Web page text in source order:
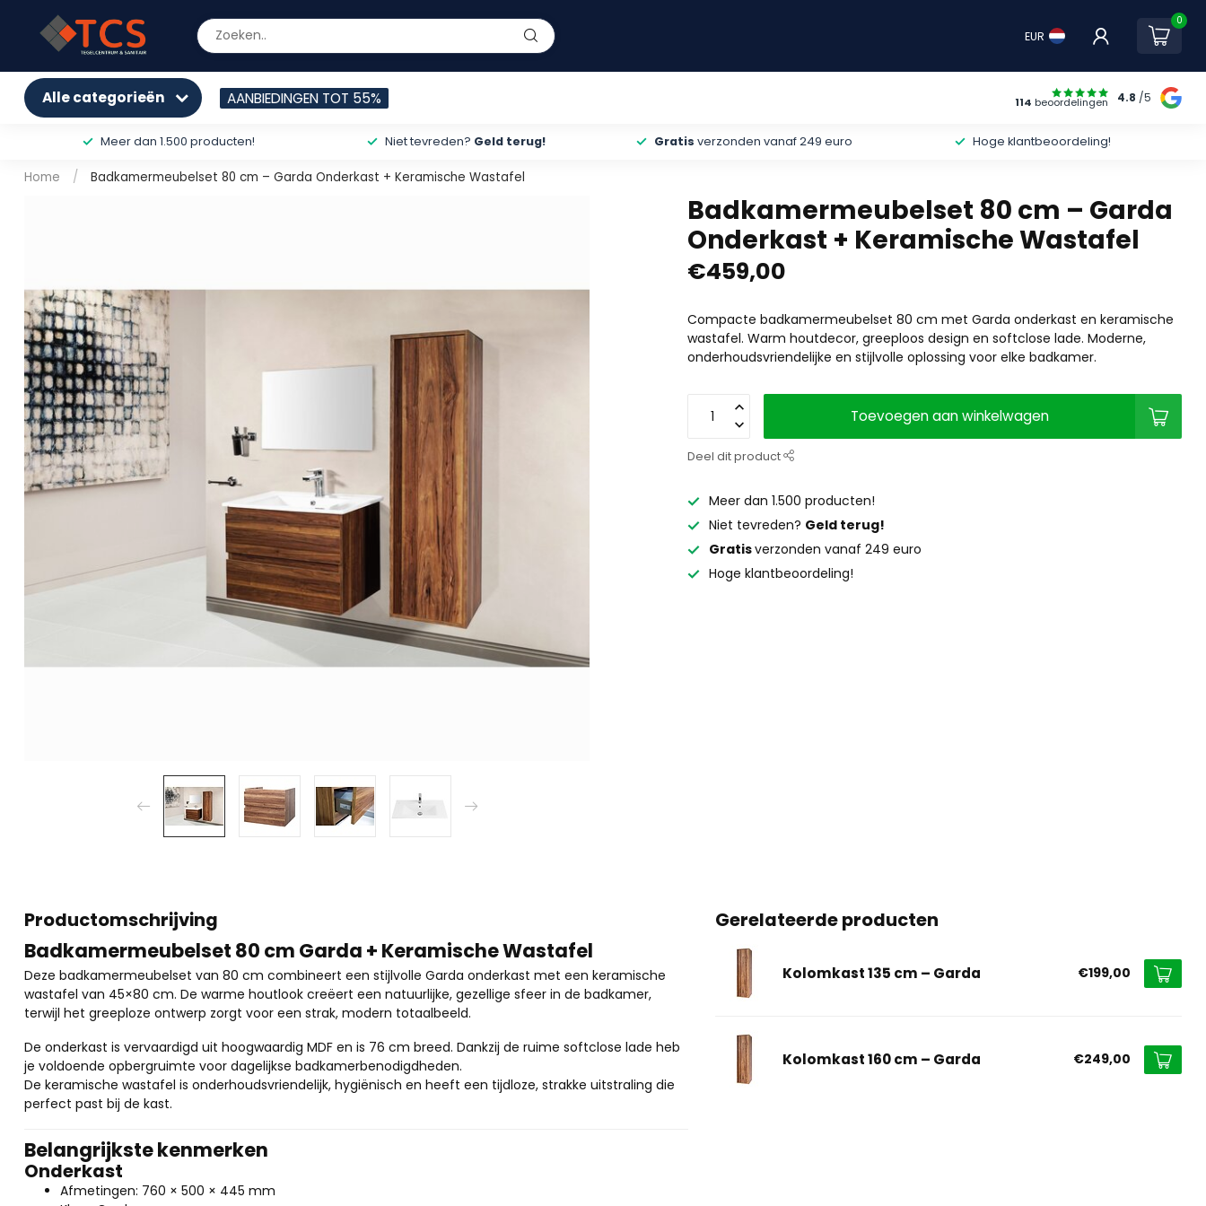
EUR
0
Alle categorieën AANBIEDINGEN TOT 55% 114 beoordelingen 4.8 /5
Meer dan 1.500 producten! Niet tevreden? Geld terug! Gratis verzonden vanaf 249 euro Hoge klantbeoordeling!
Home / Badkamermeubelset 80 cm – Garda Onderkast + Keramische Wastafel
Badkamermeubelset 80 cm – Garda
Onderkast + Keramische Wastafel
€459,00
Compacte badkamermeubelset 80 cm met Garda onderkast en keramische
wastafel. Warm houtdecor, greeploos design en softclose lade. Moderne,
onderhoudsvriendelijke en stijlvolle oplossing voor elke badkamer.
Toevoegen aan winkelwagen
Deel dit product
Meer dan 1.500 producten!
Niet tevreden? Geld terug!
Gratisverzonden vanaf 249 euro
Hoge klantbeoordeling!
Productomschrijving
Badkamermeubelset 80 cm Garda + Keramische Wastafel
Deze badkamermeubelset van 80 cm combineert een stijlvolle Garda onderkast met een keramische
wastafel van 45×80 cm. De warme houtlook creëert een natuurlijke, gezellige sfeer in de badkamer,
terwijl het greeploze ontwerp zorgt voor een strak, modern totaalbeeld.
De onderkast is vervaardigd uit hoogwaardig MDF en is 76 cm breed. Dankzij de ruime softclose lade heb
je voldoende opbergruimte voor dagelijkse badkamerbenodigdheden.
De keramische wastafel is onderhoudsvriendelijk, hygiënisch en heeft een tijdloze, strakke uitstraling die
perfect past bij de kast.
Belangrijkste kenmerken
Onderkast
Afmetingen: 760 × 500 × 445 mm
Gerelateerde producten
Kolomkast 135 cm – Garda €199,00
Kolomkast 160 cm – Garda €249,00